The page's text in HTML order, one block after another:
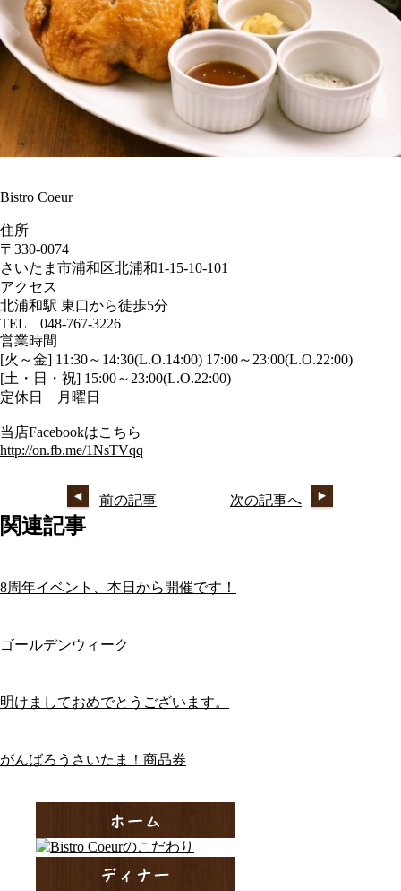
Bistro Coeur
住所
〒330-0074
さいたま市浦和区北浦和1-15-10-101
アクセス
北浦和駅 東口から徒歩5分
TEL 048-767-3226
営業時間
[火～金] 11:30～14:30(L.O.14:00) 17:00～23:00(L.O.22:00)
[土・日・祝] 15:00～23:00(L.O.22:00)
定休日 月曜日
当店Facebookはこちら
http://on.fb.me/1NsTVqq
前の記事 次の記事へ
関連記事
8周年イベント、本日から開催です！
ゴールデンウィーク
明けましておめでとうございます。
がんばろうさいたま！商品券